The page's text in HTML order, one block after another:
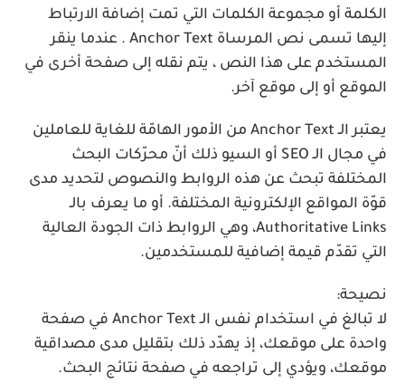
الكلمة أو مجموعة الكلمات التي تمت إضافة الارتباط
إليها تسمى نص المرساة Anchor Text . عندما ينقر
المستخدم على هذا النص ، يتم نقله إلى صفحة أخرى في
الموقع أو إلى موقع آخر.
يعتبر الـ Anchor Text من الأمور الهامّة للغاية للعاملين
في مجال الـ SEO أو السيو ذلك أنّ محرّكات البحث
المختلفة تبحث عن هذه الروابط والنصوص لتحديد مدى
قوّة المواقع الإلكترونية المختلفة. أو ما يعرف بالـ
Authoritative Links، وهي الروابط ذات الجودة العالية
التي تقدّم قيمة إضافية للمستخدمين.
نصيحة:
لا تبالغ في استخدام نفس الـ Anchor Text في صفحة
واحدة على موقعك، إذ يهدّد ذلك بتقليل مدى مصداقية
موقعك، ويؤدي إلى تراجعه في صفحة نتائج البحث.